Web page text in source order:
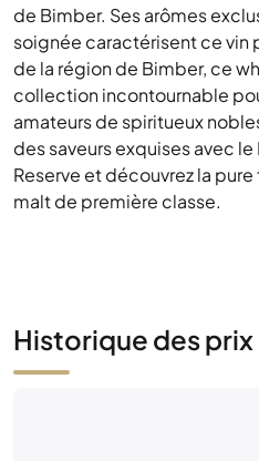
de Bimber. Ses arômes
soignée caractérisent ce vin
de la région de Bimber, ce
collection incontournable
amateurs de spiritueux
des saveurs exquises avec
Reserve et découvrez la
malt de première classe.
Historique des prix